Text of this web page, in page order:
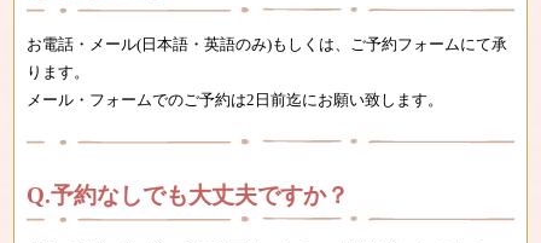
お電話・メール(日本語・英語のみ)もしくは、ご予約フォームにて承
ります。
メール・フォームでのご予約は2日前迄にお願い致します。
予約なしでも大丈夫ですか？